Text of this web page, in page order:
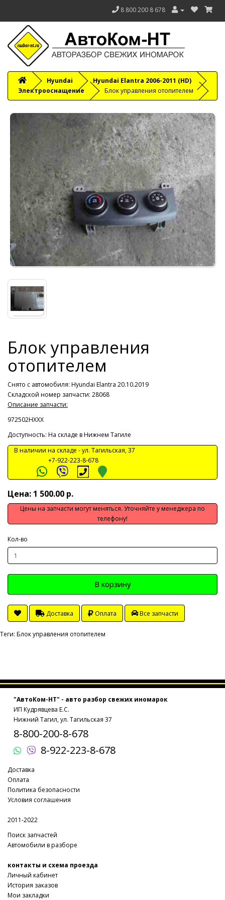
8 800 200 8 678
Hyundai
Hyundai Elantra 2006-2011 (HD)
Электрооснащение
Блок управления отопителем
Блок управления
отопителем
Снято с автомобиля: Hyundai Elantra 20.10.2019
Складской номер запчасти: 28068
Описание запчасти:
972502HXXX
Доступность: На складе в Нижнем Тагиле
В наличии на складе -ул. Тагильская, 37
+7-922-223-8-678
Цена: 1 500.00 р.
Цены на запчасти могут меняться. Уточняйте у менеджера по
телефону!
Кол-во
В корзину
Доставка Оплата Все запчасти
Теги: Блок управления отопителем
"АвтоКом-НТ" - авто разбор свежих иномарок
ИП Кудрявцева Е.С.
Нижний Тагил, ул. Тагильская 37
8-800-200-8-678
8-922-223-8-678
Доставка
Оплата
Политика безопасности
Условия соглашения
2011-2022
Поиск запчастей
Автомобили в разборе
контакты и схема проезда
Личный кабинет
История заказов
Мои закладки